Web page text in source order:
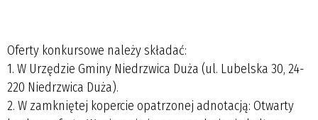
Oferty konkursowe należy składać:
1. W Urzędzie Gminy Niedrzwica Duża (ul. Lubelska 30, 24-
220 Niedrzwica Duża).
2. W zamkniętej kopercie opatrzonej adnotacją: Otwarty